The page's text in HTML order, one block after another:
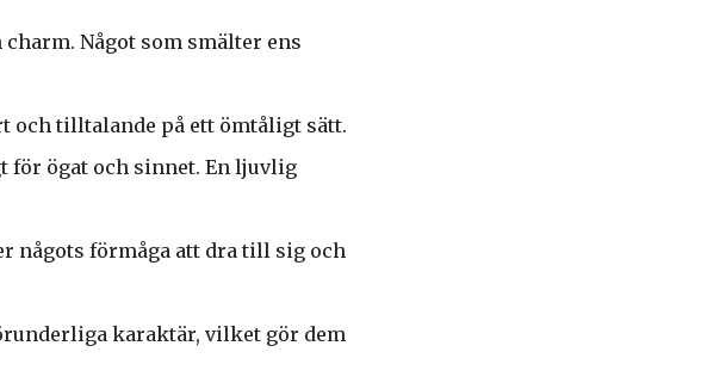
Något som smälter ens
och tilltalande på ett ömtåligt sätt.
för ögat och sinnet. En ljuvlig
någots förmåga att dra till sig och
karaktär, vilket gör dem